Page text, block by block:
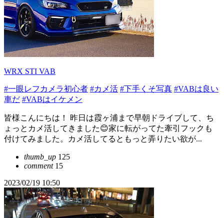
WRX STI VAB
#一眼レフカメラ初心者 #カメ活 #下手くそ写真 #VABは良い
車だ #VABはイケメン
皆様こんにちは！ 昨日は霞ヶ浦まで早朝ドライブして、ち
ょっとカメ活してきました😊家に転がってた牽引フックも
付けてみました。カメ活してるともっと弄りたい欲が...
thumb_up 125
comment15
2023/02/19 10:50